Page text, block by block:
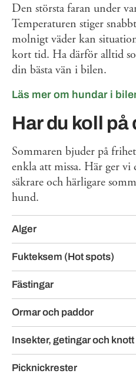
Den största faran under
Temperaturen stiger
molnigt väder kan
kort tid. Ha därför alltid
din bästa vän i bilen.
Läs mer om hundar i
Har du koll
Sommaren bjuder på
enkla att missa. Här ger
säkrare och härligare
hund.
Alger
Fukteksem (Hot spots)
Fästingar
Ormar och paddor
Insekter, getingar och knott
Picknickrester